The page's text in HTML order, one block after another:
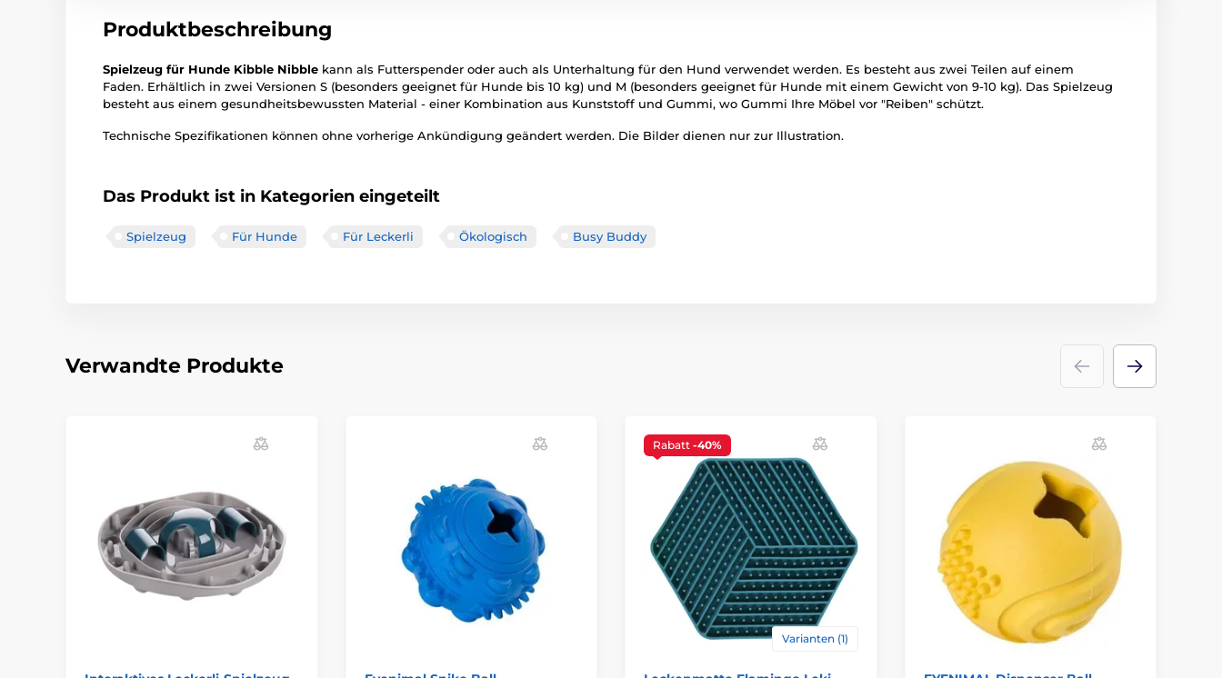
Produktbeschreibung
Spielzeug für Hunde Kibble Nibble kann als Futterspender oder auch als Unterhaltung für den Hund verwendet werden. Es besteht aus zwei Teilen auf einem
Faden. Erhältlich in zwei Versionen S (besonders geeignet für Hunde bis 10 kg) und M (besonders geeignet für Hunde mit einem Gewicht von 9-10 kg). Das Spielzeug
besteht aus einem gesundheitsbewussten Material - einer Kombination aus Kunststoff und Gummi, wo Gummi Ihre Möbel vor "Reiben" schützt.
Technische Spezifikationen können ohne vorherige Ankündigung geändert werden. Die Bilder dienen nur zur Illustration.
Das Produkt ist in Kategorien eingeteilt
Spielzeug Für Hunde Für Leckerli Ökologisch Busy Buddy
Verwandte Produkte
Rabatt -40%
Varianten (1)